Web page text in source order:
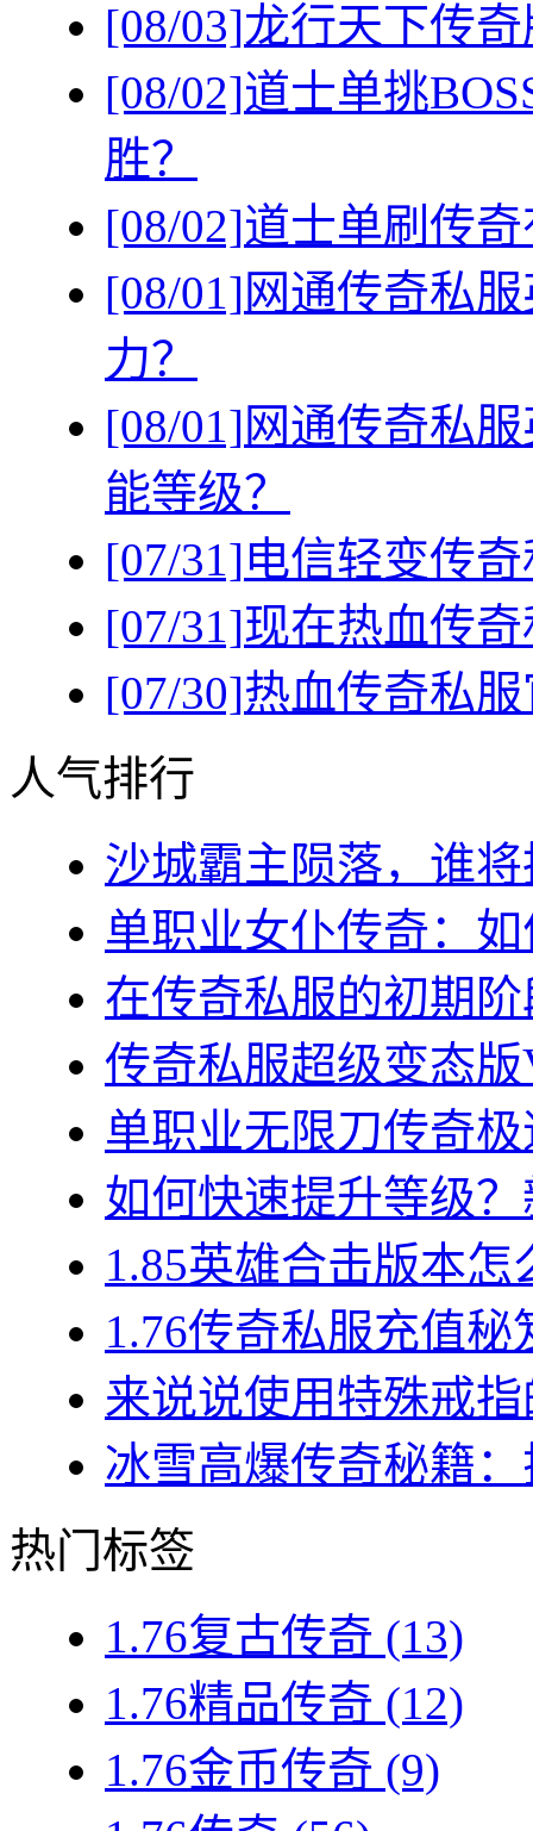
[08/03]龙行天下传
[08/02]道士单挑
胜？
[08/02]道士单刷传
[08/01]网通传奇私
力？
[08/01]网通传奇私
能等级？
[07/31]电信轻变传
[07/31]现在热血传
[07/30]热血传奇私
人气排行
沙城霸主陨落，谁
单职业女仆传奇：
在传奇私服的初期
传奇私服超级变态
单职业无限刀传奇
如何快速提升等级
1.85英雄合击版本
1.76传奇私服充值
来说说使用特殊戒
冰雪高爆传奇秘籍
热门标签
1.76复古传奇 (13)
1.76精品传奇 (12)
1.76金币传奇 (9)